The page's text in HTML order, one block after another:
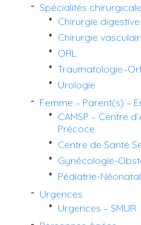
Spécialités
Chirurgie digestive
Chirurgie
ORL
Urologie
Femme – Parent(s) –
CAMSP – Centre
Précoce
Centre de Santé
Gynécologie-
Pédiatrie-
Urgences
Urgences – SMUR